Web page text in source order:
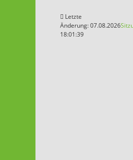
Letzte
Änderung: 07.08.2026
18:01:39